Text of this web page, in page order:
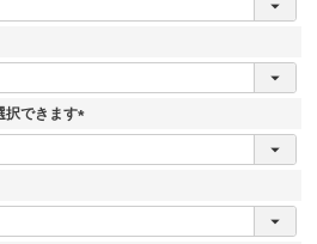
できます
(
必
)